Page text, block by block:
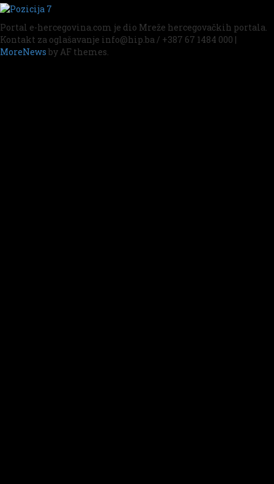
Portal e-hercegovina.com je dio Mreže hercegovačkih portala.
Kontakt za oglašavanje info@hip.ba / +387 67 1484 000 |
MoreNews by AF themes.